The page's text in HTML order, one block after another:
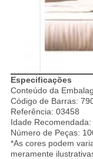
Especificações
Conteúdo da
Código de Barras:
Referência: 03458
Idade
Número de Peças:
*As cores podem
meramente